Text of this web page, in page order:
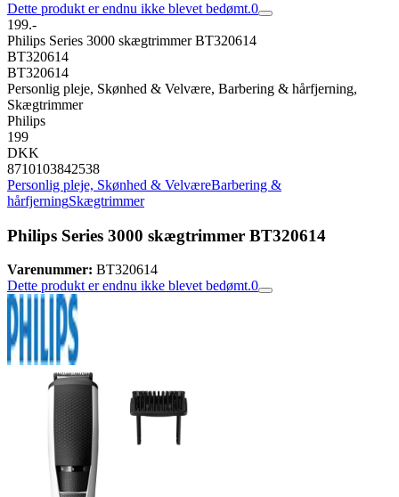
Dette produkt er endnu ikke blevet bedømt.0
199.-
Philips Series 3000 skægtrimmer BT320614
BT320614
BT320614
Personlig pleje, Skønhed & Velvære, Barbering & hårfjerning,
Skægtrimmer
Philips
199
DKK
8710103842538
Personlig pleje, Skønhed & VelværeBarbering &
hårfjerningSkægtrimmer
Philips Series 3000 skægtrimmer BT320614
Varenummer: BT320614
Dette produkt er endnu ikke blevet bedømt.0